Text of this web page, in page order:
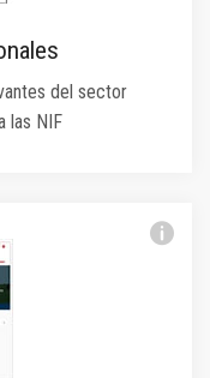
del sector
las NIF